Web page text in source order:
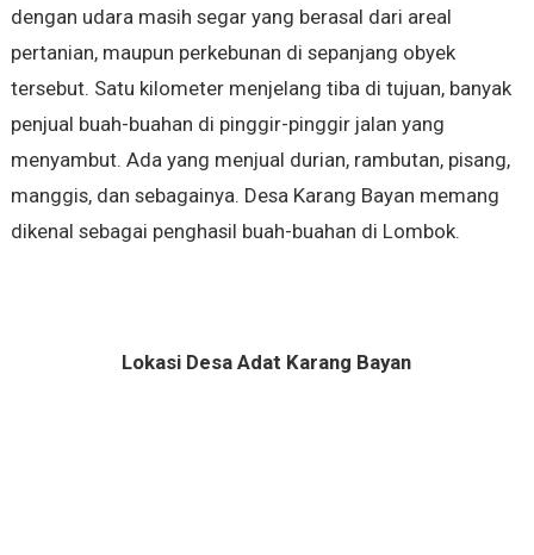
dengan udara masih segar yang berasal dari areal
pertanian, maupun perkebunan di sepanjang obyek
tersebut. Satu kilometer menjelang tiba di tujuan, banyak
penjual buah-buahan di pinggir-pinggir jalan yang
menyambut. Ada yang menjual durian, rambutan, pisang,
manggis, dan sebagainya. Desa Karang Bayan memang
dikenal sebagai penghasil buah-buahan di Lombok.
Lokasi Desa Adat Karang Bayan